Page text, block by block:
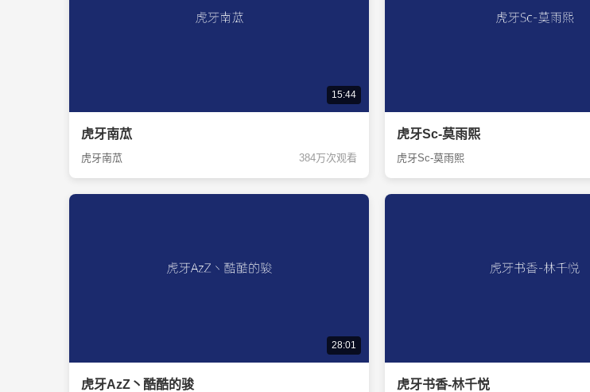
15:44
虎牙南苽
虎牙南苽 384万次观看
虎牙Sc-莫雨熙
虎牙Sc-莫雨熙
28:01
虎牙AzZ丶酷酷的骏 虎牙书香-林千悦